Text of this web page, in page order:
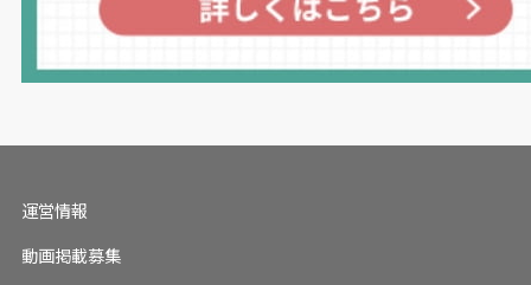
（日本物流新聞2026年6月10日号掲載）
運営情報
動画掲載募集